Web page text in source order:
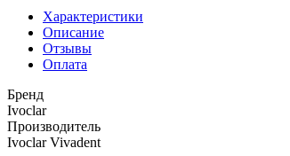
Характеристики
Описание
Отзывы
Оплата
Бренд
Ivoclar
Производитель
Ivoclar Vivadent